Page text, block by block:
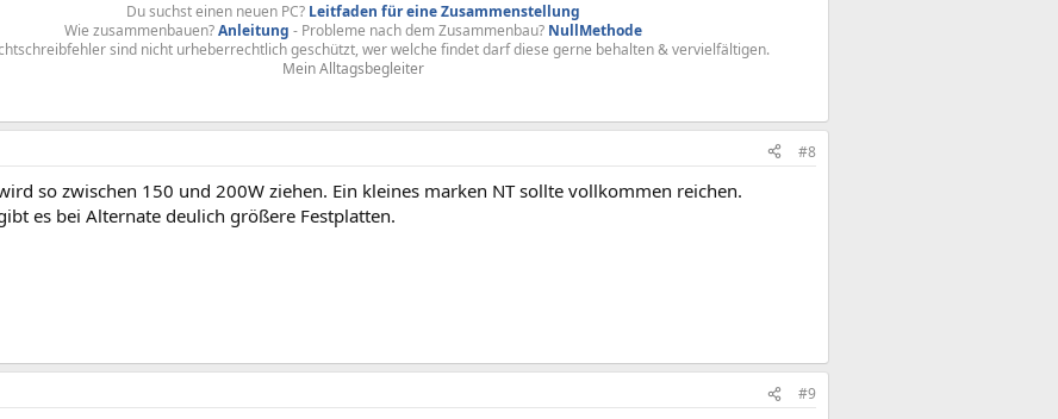
Du suchst einen neuen PC? Leitfaden für eine Zusammenstellung
Wie zusammenbauen?Anleitung - Probleme nach dem Zusammenbau? NullMethode
sind nicht urheberrechtlich geschützt, wer welche findet darf diese gerne behalten & vervielfältigen.
Mein Alltagsbegleiter
#8
so zwischen 150 und 200W ziehen. Ein kleines marken NT sollte vollkommen reichen.
es bei Alternate deulich größere Festplatten.
#9